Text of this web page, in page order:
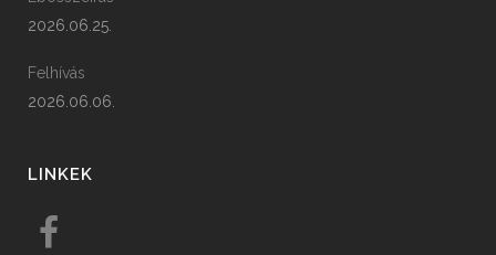
2026.06.25.
Felhívás
2026.06.06.
LINKEK